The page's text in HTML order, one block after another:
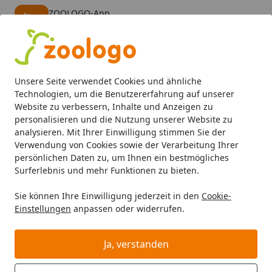
Unsere Seite verwendet Cookies und ähnliche
Technologien, um die Benutzererfahrung auf unserer
Website zu verbessern, Inhalte und Anzeigen zu
personalisieren und die Nutzung unserer Website zu
analysieren. Mit Ihrer Einwilligung stimmen Sie der
Verwendung von Cookies sowie der Verarbeitung Ihrer
persönlichen Daten zu, um Ihnen ein bestmögliches
Surferlebnis und mehr Funktionen zu bieten.
Sie können Ihre Einwilligung jederzeit in den Cookie-
Einstellungen anpassen oder widerrufen.
Ja, verstanden
ZOOLOGO-App
Alle Produkte
Mein Konto
Suchen
Startseite
Aquaristik Aquarienpflege Aquarium reinigen
Aqua Rebell - Wave Scissors - 20
Centimeter